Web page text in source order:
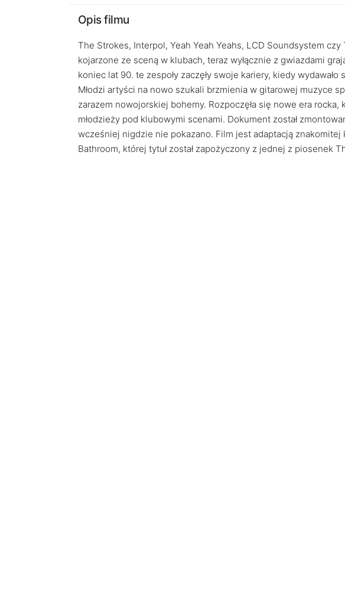
Opis filmu
The Strokes, Interpol, Yeah Yeah Yeahs, LCD Soundsystem
kojarzone ze sceną w klubach, teraz wyłącznie z gwiazdami
koniec lat 90. te zespoły zaczęły swoje kariery, kiedy wydawało
Młodzi artyści na nowo szukali brzmienia w gitarowej muzyce
zarazem nowojorskiej bohemy. Rozpoczęła się nowe era rocka,
młodzieży pod klubowymi scenami. Dokument został
wcześniej nigdzie nie pokazano. Film jest adaptacją
Bathroom, której tytuł został zapożyczony z jednej z piosenek